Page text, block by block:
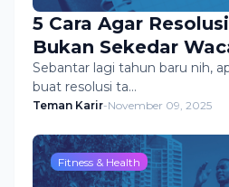
5 Cara Agar
Bukan Sekedar
Sebantar lagi tahun baru nih,
buat resolusi ta…
Teman Karir-November 09, 2025
Fitness & Health